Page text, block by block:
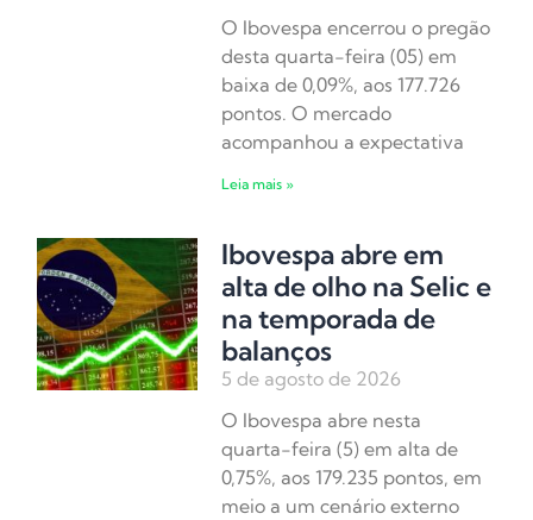
O Ibovespa encerrou o pregão
desta quarta-feira (05) em
baixa de 0,09%, aos 177.726
pontos. O mercado
acompanhou a expectativa
Leia mais »
Ibovespa abre em
alta de olho na Selic e
na temporada de
balanços
5 de agosto de 2026
O Ibovespa abre nesta
quarta-feira (5) em alta de
0,75%, aos 179.235 pontos, em
meio a um cenário externo